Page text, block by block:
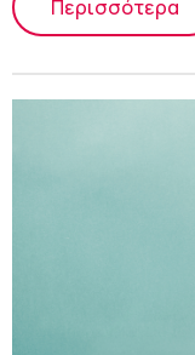
Περισσότερα